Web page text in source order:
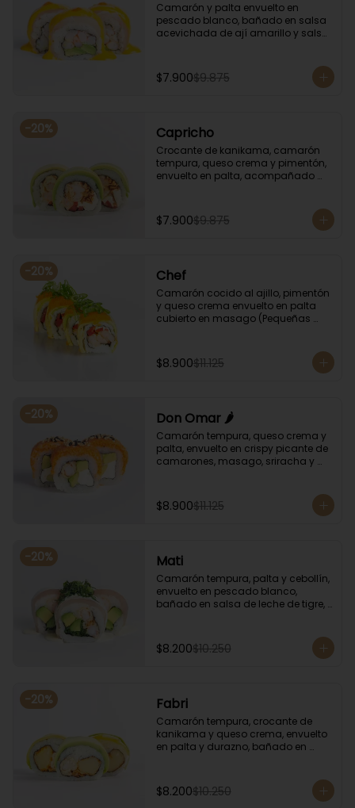
Camarón y palta envuelto en
pescado blanco, bañado en salsa
acevichada de ají amarillo y salsa
$7.900$9.875
-20% Capricho
Crocante de kanikama, camarón
tempura, queso crema y pimentón,
envuelto en palta, acompañado
$7.900$9.875
-20% Chef
Camarón cocido al ajillo, pimentón
y queso crema envuelto en palta
cubierto en masago (Pequeñas
$8.900$11.125
-20% Don Omar 🌶️
Camarón tempura, queso crema y
palta, envuelto en crispy picante de
camarones, masago, sriracha y
$8.900$11.125
-20% Mati
Camarón tempura, palta y cebollín,
envuelto en pescado blanco,
bañado en salsa de leche de tigre,
$8.200$10.250
-20% Fabri
Camarón tempura, crocante de
kanikama y queso crema, envuelto
en palta y durazno, bañado en
$8.200$10.250